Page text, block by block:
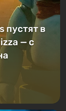
пустят в
— с